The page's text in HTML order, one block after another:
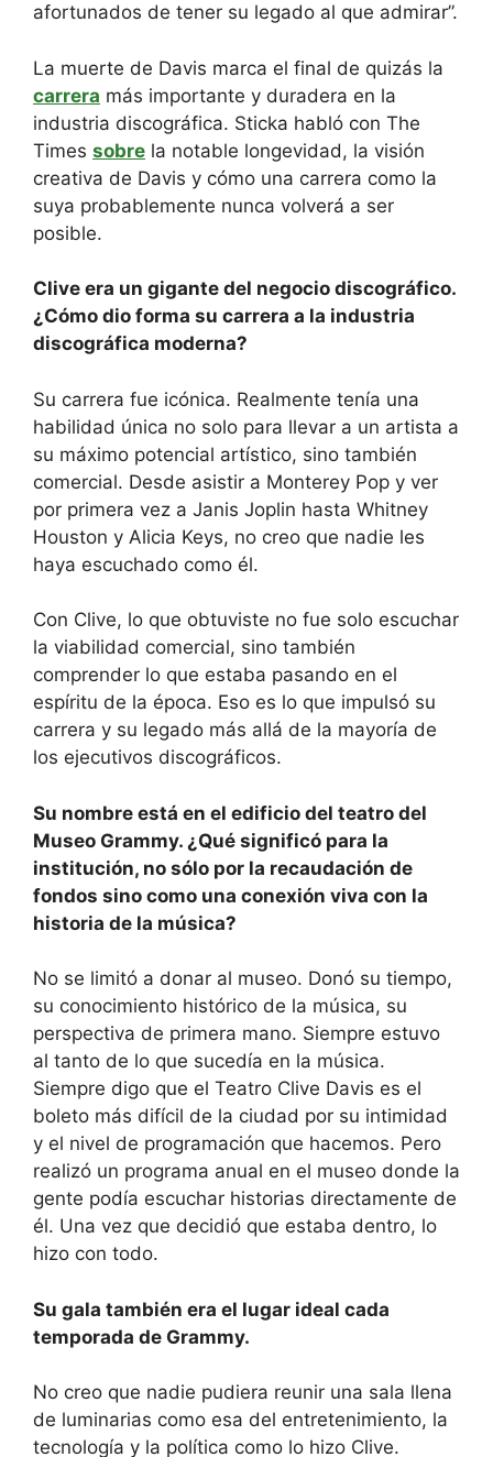
afortunados de tener su legado al que admirar”.
La muerte de Davis marca el final de quizás la
carrera más importante y duradera en la
industria discográfica. Sticka habló con The
Times sobre la notable longevidad, la visión
creativa de Davis y cómo una carrera como la
suya probablemente nunca volverá a ser
posible.
Clive era un gigante del negocio discográfico.
¿Cómo dio forma su carrera a la industria
discográfica moderna?
Su carrera fue icónica. Realmente tenía una
habilidad única no solo para llevar a un artista a
su máximo potencial artístico, sino también
comercial. Desde asistir a Monterey Pop y ver
por primera vez a Janis Joplin hasta Whitney
Houston y Alicia Keys, no creo que nadie les
haya escuchado como él.
Con Clive, lo que obtuviste no fue solo escuchar
la viabilidad comercial, sino también
comprender lo que estaba pasando en el
espíritu de la época. Eso es lo que impulsó su
carrera y su legado más allá de la mayoría de
los ejecutivos discográficos.
Su nombre está en el edificio del teatro del
Museo Grammy. ¿Qué significó para la
institución, no sólo por la recaudación de
fondos sino como una conexión viva con la
historia de la música?
No se limitó a donar al museo. Donó su tiempo,
su conocimiento histórico de la música, su
perspectiva de primera mano. Siempre estuvo
al tanto de lo que sucedía en la música.
Siempre digo que el Teatro Clive Davis es el
boleto más difícil de la ciudad por su intimidad
y el nivel de programación que hacemos. Pero
realizó un programa anual en el museo donde la
gente podía escuchar historias directamente de
él. Una vez que decidió que estaba dentro, lo
hizo con todo.
Su gala también era el lugar ideal cada
temporada de Grammy.
No creo que nadie pudiera reunir una sala llena
de luminarias como esa del entretenimiento, la
tecnología y la política como lo hizo Clive.